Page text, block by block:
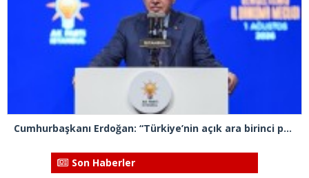
Cumhurbaşkanı Erdoğan: “Türkiye’nin açık ara birinci partisiyiz”
Son Haberler